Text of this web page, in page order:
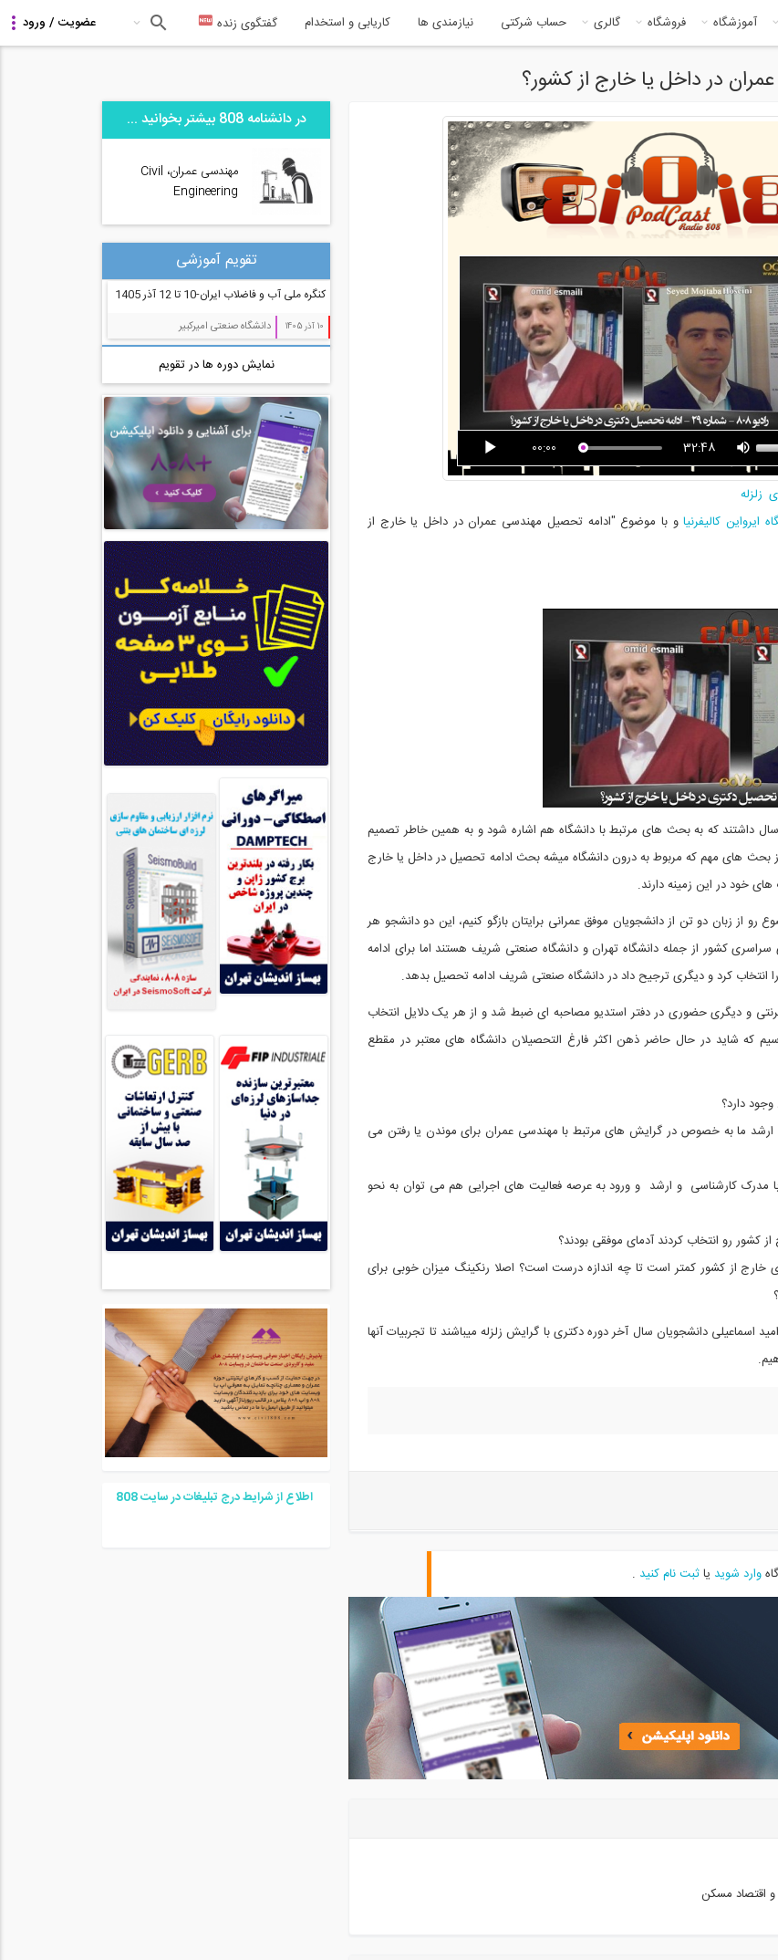
آموزشگاه فروشگاه گالری حساب شرکتی نیازمندی ها کاریابی و استخدام گفتگوی زنده
00:00 32:48
زلزله
ایرواین کالیفرنیاو با موضوع "ادامه تحصیل مهندسی عمران در داخل یا خارج از
از شنوندگان رادیو 808 برایمان ایمیلی ارسال داشتند که به بحث های مرتبط با دانشگاه هم اشاره شود و به همین خاطر تصمیم
اختصاص بدیم. یکی از بحث های مهم که مربوط به درون دانشگاه میشه بحث ادامه تحصیل در داخل یا خارج
خود در این زمینه دارند.
منفی این موضوع رو از زبان دو تن از دانشجویان موفق عمرانی برایتان بازگو کنیم، این دو دانشجو هر
کشور از جمله دانشگاه تهران و دانشگاه صنعتی شریف هستند اما برای ادامه
انتخاب کرد و دیگری ترجیح داد در دانشگاه صنعتی شریف ادامه تحصیل بدهد.
و دیگری حضوری در دفتر استدیو مصاحبه ای ضبط شد و از هر یک دلایل انتخاب
که شاید در حال حاضر ذهن اکثر فارغ التحصیلان دانشگاه های معتبر در مقطع
دارد؟
ارشد ما به خصوص در گرایش های مرتبط با مهندسی عمران برای موندن یا رفتن می
با مدرک کارشناسی و ارشد و ورود به عرصه فعالیت های اجرایی هم می توان به نحو
کشور رو انتخاب کردند آدمای موفقی بودند؟
خارج از کشور کمتر است تا چه اندازه درست است؟ اصلا رنکینگ میزان خوبی برای
حسینی و دکتر امید اسماعیلی دانشجویان سال آخر دوره دکتری با گرایش زلزله میباشند تا تجربیات آنها
وارد شوید یاثبت نام کنید .
اقتصاد مسکن
در دانشنامه 808 بیشتر بخوانید ...
مهندسی عمران، Civil
Engineering
تقویم آموزشی
کنگره ملی آب و فاضلاب ایران-10 تا 12 آذر 1405
10 آذر 1405 دانشگاه صنعتی امیرکبیر
نمایش دوره ها در تقویم
اطلاع از شرایط درج تبلیغات در سایت 808